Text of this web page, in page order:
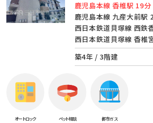
鹿児島本線 香椎駅 19分
鹿児島本線 九産大前駅
西日本鉄道貝塚線 西鉄
西日本鉄道貝塚線 香椎
築4年 / 3階建
オートロック ペット相談 都市ガス